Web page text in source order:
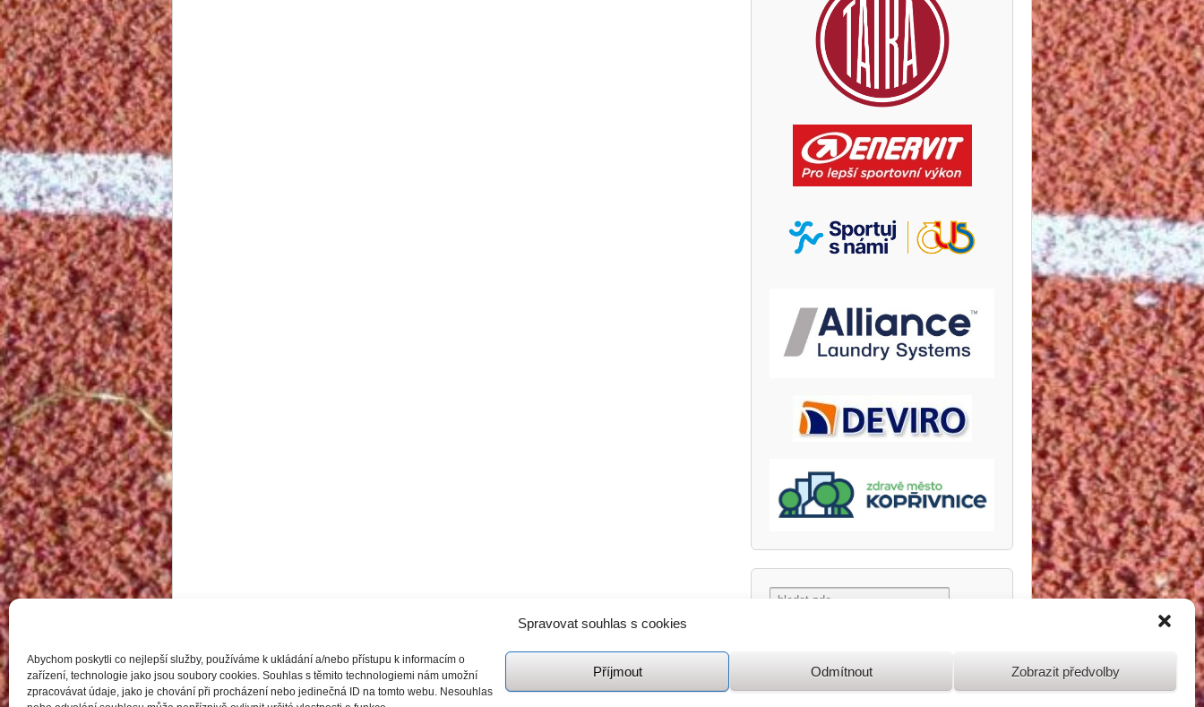
Spravovat souhlas s cookies
Abychom poskytli co nejlepší služby, používáme k ukládání a/nebo přístupu k informacím o
zařízení, technologie jako jsou soubory cookies. Souhlas s těmito technologiemi nám umožní
zpracovávat údaje, jako je chování při procházení nebo jedinečná ID na tomto webu. Nesouhlas
Příjmout Odmítnout Zobrazit předvolby